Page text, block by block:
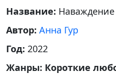
Название:
Автор: Анна Гур
Год: 2022
Жанры: Короткие